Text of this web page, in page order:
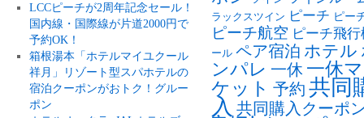
LCCピーチが2周年記念セール！
国内線・国際線が片道2000円で
予約OK！
箱根湯本「ホテルマイユクール
祥月」リゾート型スパホテルの
宿泊クーポンがおトク！グルー
ポン
ラックスツイン ピーチ ピー
ピーチ航空 ピーチ飛行
ール ペア宿泊 ホテル
ンパレ 一休 一休
ケット 予約 共同
入 共同購入クーポ